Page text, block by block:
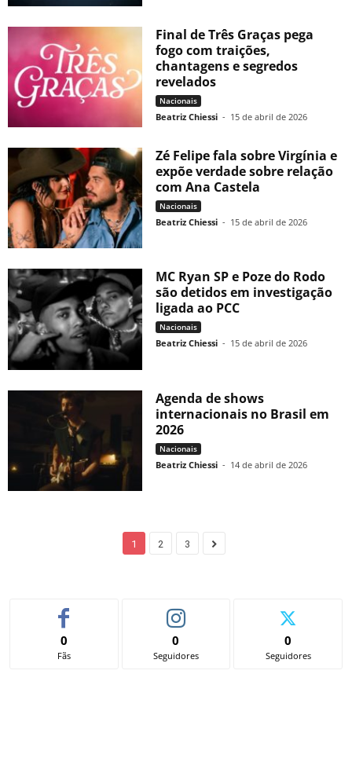
Final de Três Graças pega
fogo com traições,
chantagens e segredos
revelados
Nacionais
Beatriz Chiessi - 15 de abril de 2026
Zé Felipe fala sobre Virgínia e
expõe verdade sobre relação
com Ana Castela
Nacionais
Beatriz Chiessi - 15 de abril de 2026
MC Ryan SP e Poze do Rodo
são detidos em investigação
ligada ao PCC
Nacionais
Beatriz Chiessi - 15 de abril de 2026
Agenda de shows
internacionais no Brasil em
2026
Nacionais
Beatriz Chiessi - 14 de abril de 2026
1 2 3
0
Fãs
0
Seguidores
0
Seguidores